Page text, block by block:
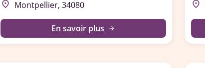
place Montpellier, 34080
En savoir plus arrow_forward
place